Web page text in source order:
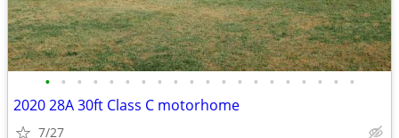
• • • • • • • • • • • • • • • • • • • •
2020 28A 30ft Class C motorhome
7/27